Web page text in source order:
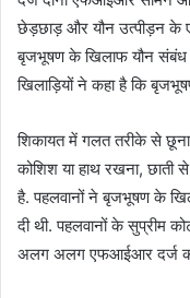
छेड़छाड़ और यौन उत्पीड़न के
बृजभूषण के खिलाफ यौन संबंध
खिलाड़ियों ने कहा है कि
शिकायत में गलत तरीके से
कोशिश या हाथ रखना, छाती
है. पहलवानों ने बृजभूषण के
दी थी. पहलवानों के सुप्रीम
अलग अलग एफआईआर दर्ज